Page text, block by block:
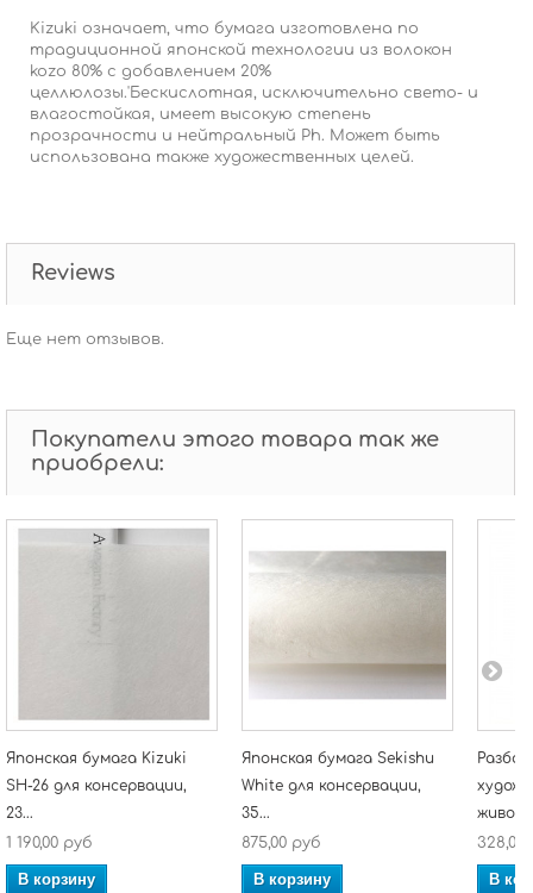
Kizuki означает, что бумага изготовлена по
традиционной японской технологии из волокон
kozo 80% с добавлением 20%
целлюлозы.'Бескислотная, исключительно свето- и
влагостойкая, имеет высокую степень
прозрачности и нейтральный Ph. Может быть
использована также художественных целей.
Reviews
Еще нет отзывов.
Покупатели этого товара так же
приобрели:
Японская бумага Kizuki
SH-26 для консервации,
23...
1 190,00 руб
В корзину
Японская бумага Sekishu
White для консервации,
35...
875,00 руб
В корзину
328,00
В